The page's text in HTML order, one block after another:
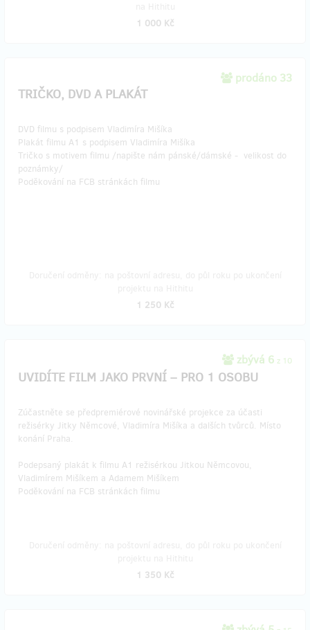
1 000 Kč
prodáno 33
TRIČKO, DVD A PLAKÁT
DVD filmu s podpisem Vladimíra Mišíka
Plakát filmu A1 s podpisem Vladimíra Mišíka
Tričko s motivem filmu /napište nám pánské/dámské - velikost do
poznámky/
Poděkování na FCB stránkách filmu
1 250 Kč
zbývá 6 z 10
UVIDÍTE FILM JAKO PRVNÍ – PRO 1 OSOBU
Zúčastněte se předpremiérové novinářské projekce za účasti
režisérky Jitky Němcové, Vladimíra Mišíka a dalších tvůrců. Místo
konání Praha.
Podepsaný plakát k filmu A1 režisérkou Jitkou Němcovou,
Vladimírem Mišíkem a Adamem Mišíkem
Poděkování na FCB stránkách filmu
1 350 Kč